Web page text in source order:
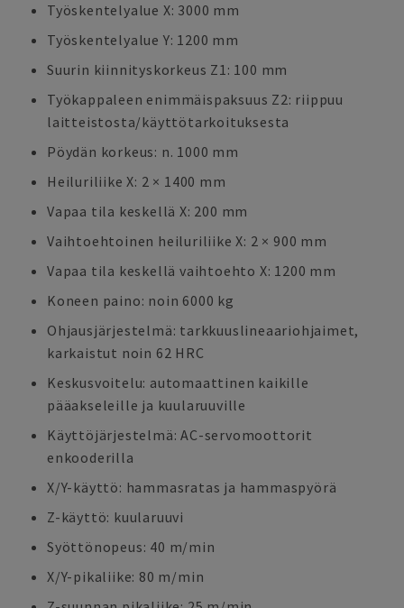
Työskentelyalue X: 3000 mm
Työskentelyalue Y: 1200 mm
Suurin kiinnityskorkeus Z1: 100 mm
Työkappaleen enimmäispaksuus Z2: riippuu
laitteistosta/käyttötarkoituksesta
Pöydän korkeus: n. 1000 mm
Heiluriliike X: 2 × 1400 mm
Vapaa tila keskellä X: 200 mm
Vaihtoehtoinen heiluriliike X: 2 × 900 mm
Vapaa tila keskellä vaihtoehto X: 1200 mm
Koneen paino: noin 6000 kg
Ohjausjärjestelmä: tarkkuuslineaariohjaimet,
karkaistut noin 62 HRC
Keskusvoitelu: automaattinen kaikille
pääakseleille ja kuularuuville
Käyttöjärjestelmä: AC-servomoottorit
enkooderilla
X/Y-käyttö: hammasratas ja hammaspyörä
Z-käyttö: kuularuuvi
Syöttönopeus: 40 m/min
X/Y-pikaliike: 80 m/min